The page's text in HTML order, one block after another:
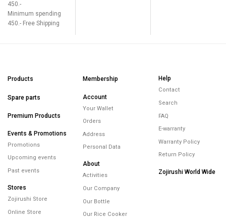
450.-
Minimum spending
450.- Free Shipping
Products
Spare parts
Premium Products
Events & Promotions
Promotions
Upcoming events
Past events
Stores
Zojirushi Store
Online Store
Membership
Account
Your Wallet
Orders
Address
Personal Data
About
Activities
Our Company
Our Bottle
Our Rice Cooker
Help
Contact
Search
FAQ
E-warranty
Warranty Policy
Return Policy
Zojirushi World Wide